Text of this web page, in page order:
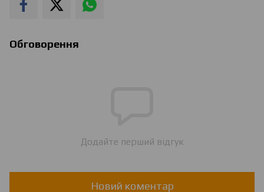
Обговорення
Додайте перший відгук
Новий коментар